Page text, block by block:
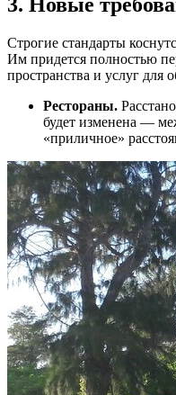
3. Новые
Строгие стандарты
Им придется полностью
пространства и услуг для
Рестораны.
будет изменена —
«приличное»